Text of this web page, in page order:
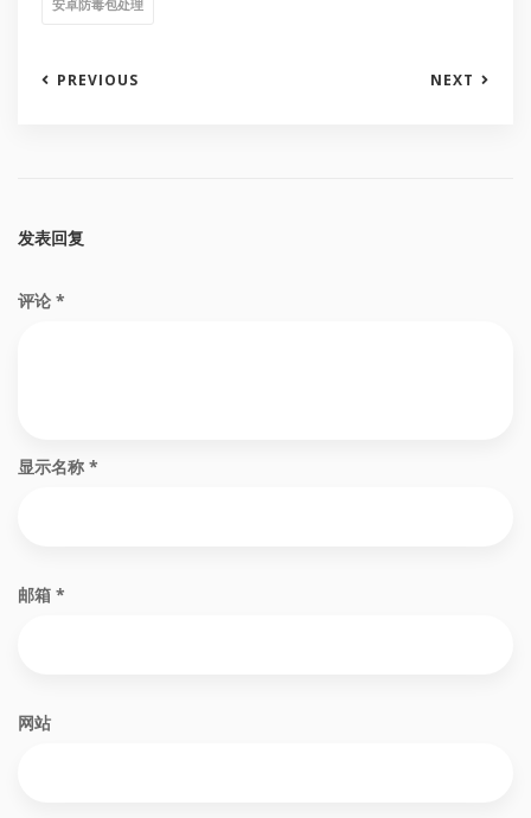
安卓防毒包处理
PREVIOUS NEXT
发表回复
评论 *
显示名称 *
邮箱 *
网站